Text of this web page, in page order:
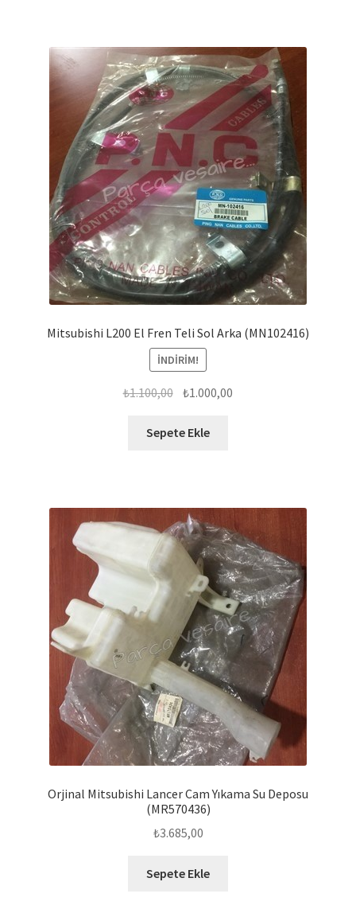
Mitsubishi L200 El Fren Teli Sol Arka (MN102416)
İNDIRIM!
₺1.100,00 Orijinal
₺1.100,00.
₺1.000,00
Sepete Ekle
Orjinal Mitsubishi Lancer Cam Yıkama Su Deposu
(MR570436)
₺3.685,00
Sepete Ekle